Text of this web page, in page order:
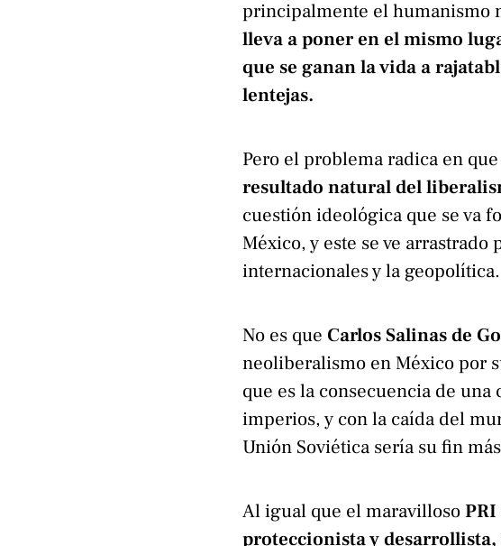
principalmente el humanismo
lleva a poner en el mismo
que se ganan la vida a
lentejas.
Pero el problema radica en
resultado natural del
cuestión ideológica que se va
México, y este se ve
internacionales y la geopolítica.
No es que Carlos Salinas de
neoliberalismo en México por
que es la consecuencia de
imperios, y con la caída del
Unión Soviética sería su fin
Al igual que el maravilloso
proteccionista y desarrollista,